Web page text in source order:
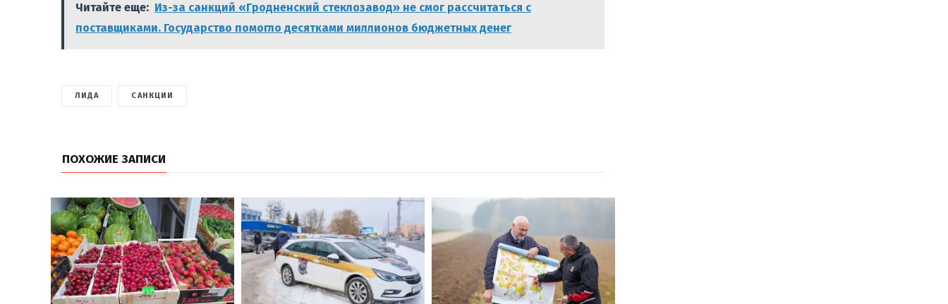
Читайте еще: Из-за санкций «Гродненский стеклозавод» не смог рассчитаться с
поставщиками. Государство помогло десятками миллионов бюджетных денег
ЛИДА САНКЦИИ
ПОХОЖИЕ ЗАПИСИ